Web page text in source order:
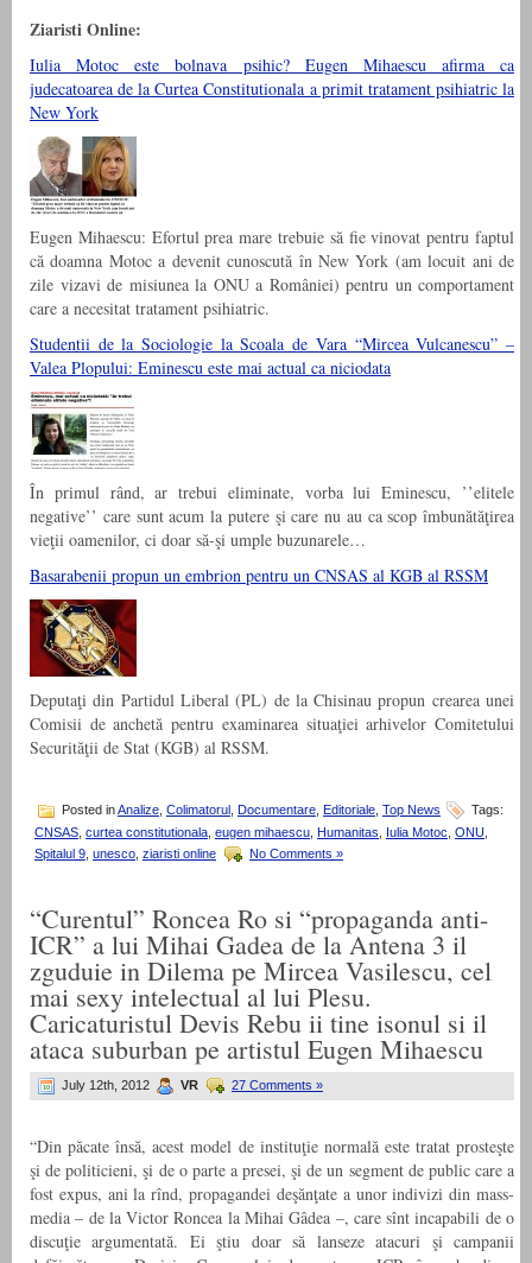
Ziaristi Online:
Iulia Motoc este bolnava psihic? Eugen Mihaescu afirma ca
judecatoarea de la Curtea Constitutionala a primit tratament psihiatric la
New York
Eugen Mihaescu: Efortul prea mare trebuie să fie vinovat pentru faptul
că doamna Motoc a devenit cunoscută în New York (am locuit ani de
zile vizavi de misiunea la ONU a României) pentru un comportament
care a necesitat tratament psihiatric.
Studentii de la Sociologie la Scoala de Vara “Mircea Vulcanescu” –
Valea Plopului: Eminescu este mai actual ca niciodata
În primul rând, ar trebui eliminate, vorba lui Eminescu, ’’elitele
negative’’ care sunt acum la putere şi care nu au ca scop îmbunătăţirea
vieţii oamenilor, ci doar să-şi umple buzunarele…
Basarabenii propun un embrion pentru un CNSAS al KGB al RSSM
Deputaţi din Partidul Liberal (PL) de la Chisinau propun crearea unei
Comisii de anchetă pentru examinarea situaţiei arhivelor Comitetului
Securităţii de Stat (KGB) al RSSM.
Posted inAnalize Colimatorul Documentare Editoriale Top News
Tags:
CNSAS, curtea constitutionala, eugen mihaescu, Humanitas, Iulia Motoc, ONU,
Spitalul 9 unesco ziaristi online No Comments »
“Curentul” Roncea Ro si “propaganda anti-
ICR” a lui Mihai Gadea de la Antena 3 il
zguduie in Dilema pe Mircea Vasilescu, cel
mai sexy intelectual al lui Plesu.
Caricaturistul Devis Rebu ii tine isonul si il
ataca suburban pe artistul Eugen Mihaescu
July 12th, 2012 VR 27 Comments »
“Din păcate însă, acest model de instituţie normală este tratat prosteşte
şi de politicieni, şi de o parte a presei, şi de un segment de public care a
fost expus, ani la rînd, propagandei deşănţate a unor indivizi din mass-
media – de la Victor Roncea la Mihai Gâdea –, care sînt incapabili de o
discuţie argumentată. Ei ştiu doar să lanseze atacuri şi campanii